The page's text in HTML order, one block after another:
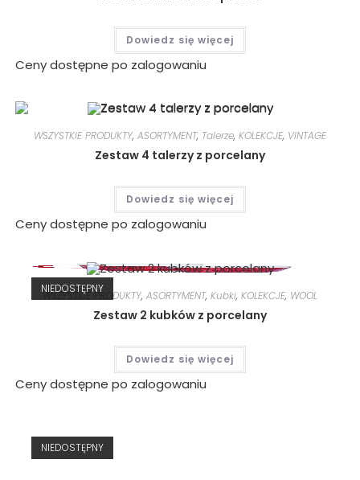
Dowiedz się więcej
Ceny dostępne po zalogowaniu
WSZYSTKIE PRODUKTY, ASORTYMENT, Talerze, KOLEKCJE, VINTAGE
Zestaw 4 talerzy z porcelany
Dowiedz się więcej
Ceny dostępne po zalogowaniu
NIEDOSTĘPNY
WSZYSTKIE PRODUKTY, ASORTYMENT, Kubki, KOLEKCJE, WOOL
Zestaw 2 kubków z porcelany
Dowiedz się więcej
Ceny dostępne po zalogowaniu
NIEDOSTĘPNY